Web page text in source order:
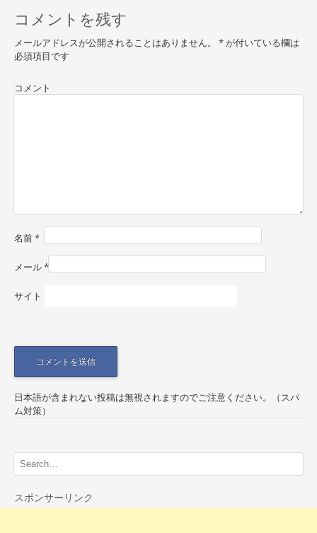
s
t
n
a
t
i
o
n
コメントを残す
メールアドレスが公開されることはありません。 *が付いている欄は
必須項目です
コメント
名前*
メール*
サイト
日本語が含まれない投稿は無視されますのでご注意ください。（スパ
ム対策）
スポンサーリンク